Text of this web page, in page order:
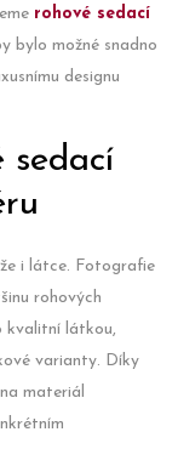
rohové sedací
bylo možné snadno
designu
sedací
i látce. Fotografie
rohových
kvalitní látkou,
varianty. Díky
materiál